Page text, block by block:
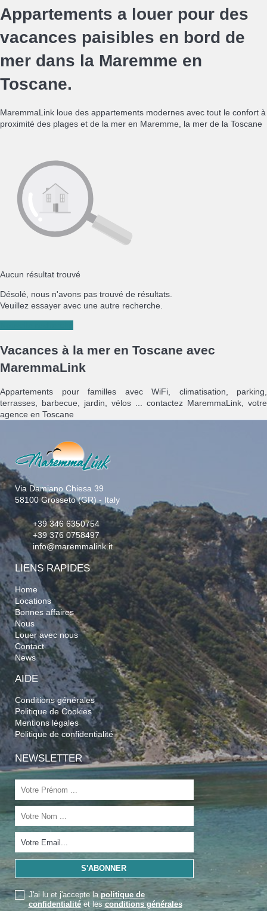
Appartements a louer pour des
vacances paisibles en bord de
mer dans la Maremme en
Toscane.
MaremmaLink loue des appartements modernes avec tout le confort à
proximité des plages et de la mer en Maremme, la mer de la Toscane
Aucun résultat trouvé
Désolé, nous n'avons pas trouvé de résultats.
Veuillez essayer avec une autre recherche.
Vacances à la mer en Toscane avec
MaremmaLink
Appartements pour familles avec WiFi, climatisation, parking,
terrasses, barbecue, jardin, vélos ... contactez MaremmaLink, votre
agence en Toscane
Via Damiano Chiesa 39
58100 Grosseto (GR) - Italy
+39 346 6350754
+39 376 0758497
info@maremmalink.it
LIENS RAPIDES
Home
Locations
Bonnes affaires
Nous
Louer avec nous
Contact
News
AIDE
Conditions générales
Politique de Cookies
Mentions légales
Politique de confidentialité
NEWSLETTER
J'ai lu et j'accepte lapolitique de
confidentialitéet lesconditions générales